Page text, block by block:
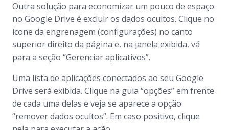
Outra solução para economizar um pouco de espaço
no Google Drive é excluir os dados ocultos. Clique no
ícone da engrenagem (configurações) no canto
superior direito da página e, na janela exibida, vá
para a seção “Gerenciar aplicativos”.
Uma lista de aplicações conectados ao seu Google
Drive será exibida. Clique na guia “opções” em frente
de cada uma delas e veja se aparece a opção
“remover dados ocultos”. Em caso positivo, clique